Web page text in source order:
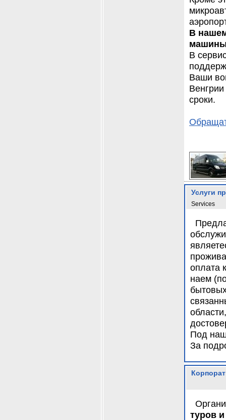
В
машины
В
Ваши
сроки.
Услуги
Services
оплата
наем
Под
За
туров